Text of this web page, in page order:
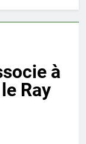
à
Ray